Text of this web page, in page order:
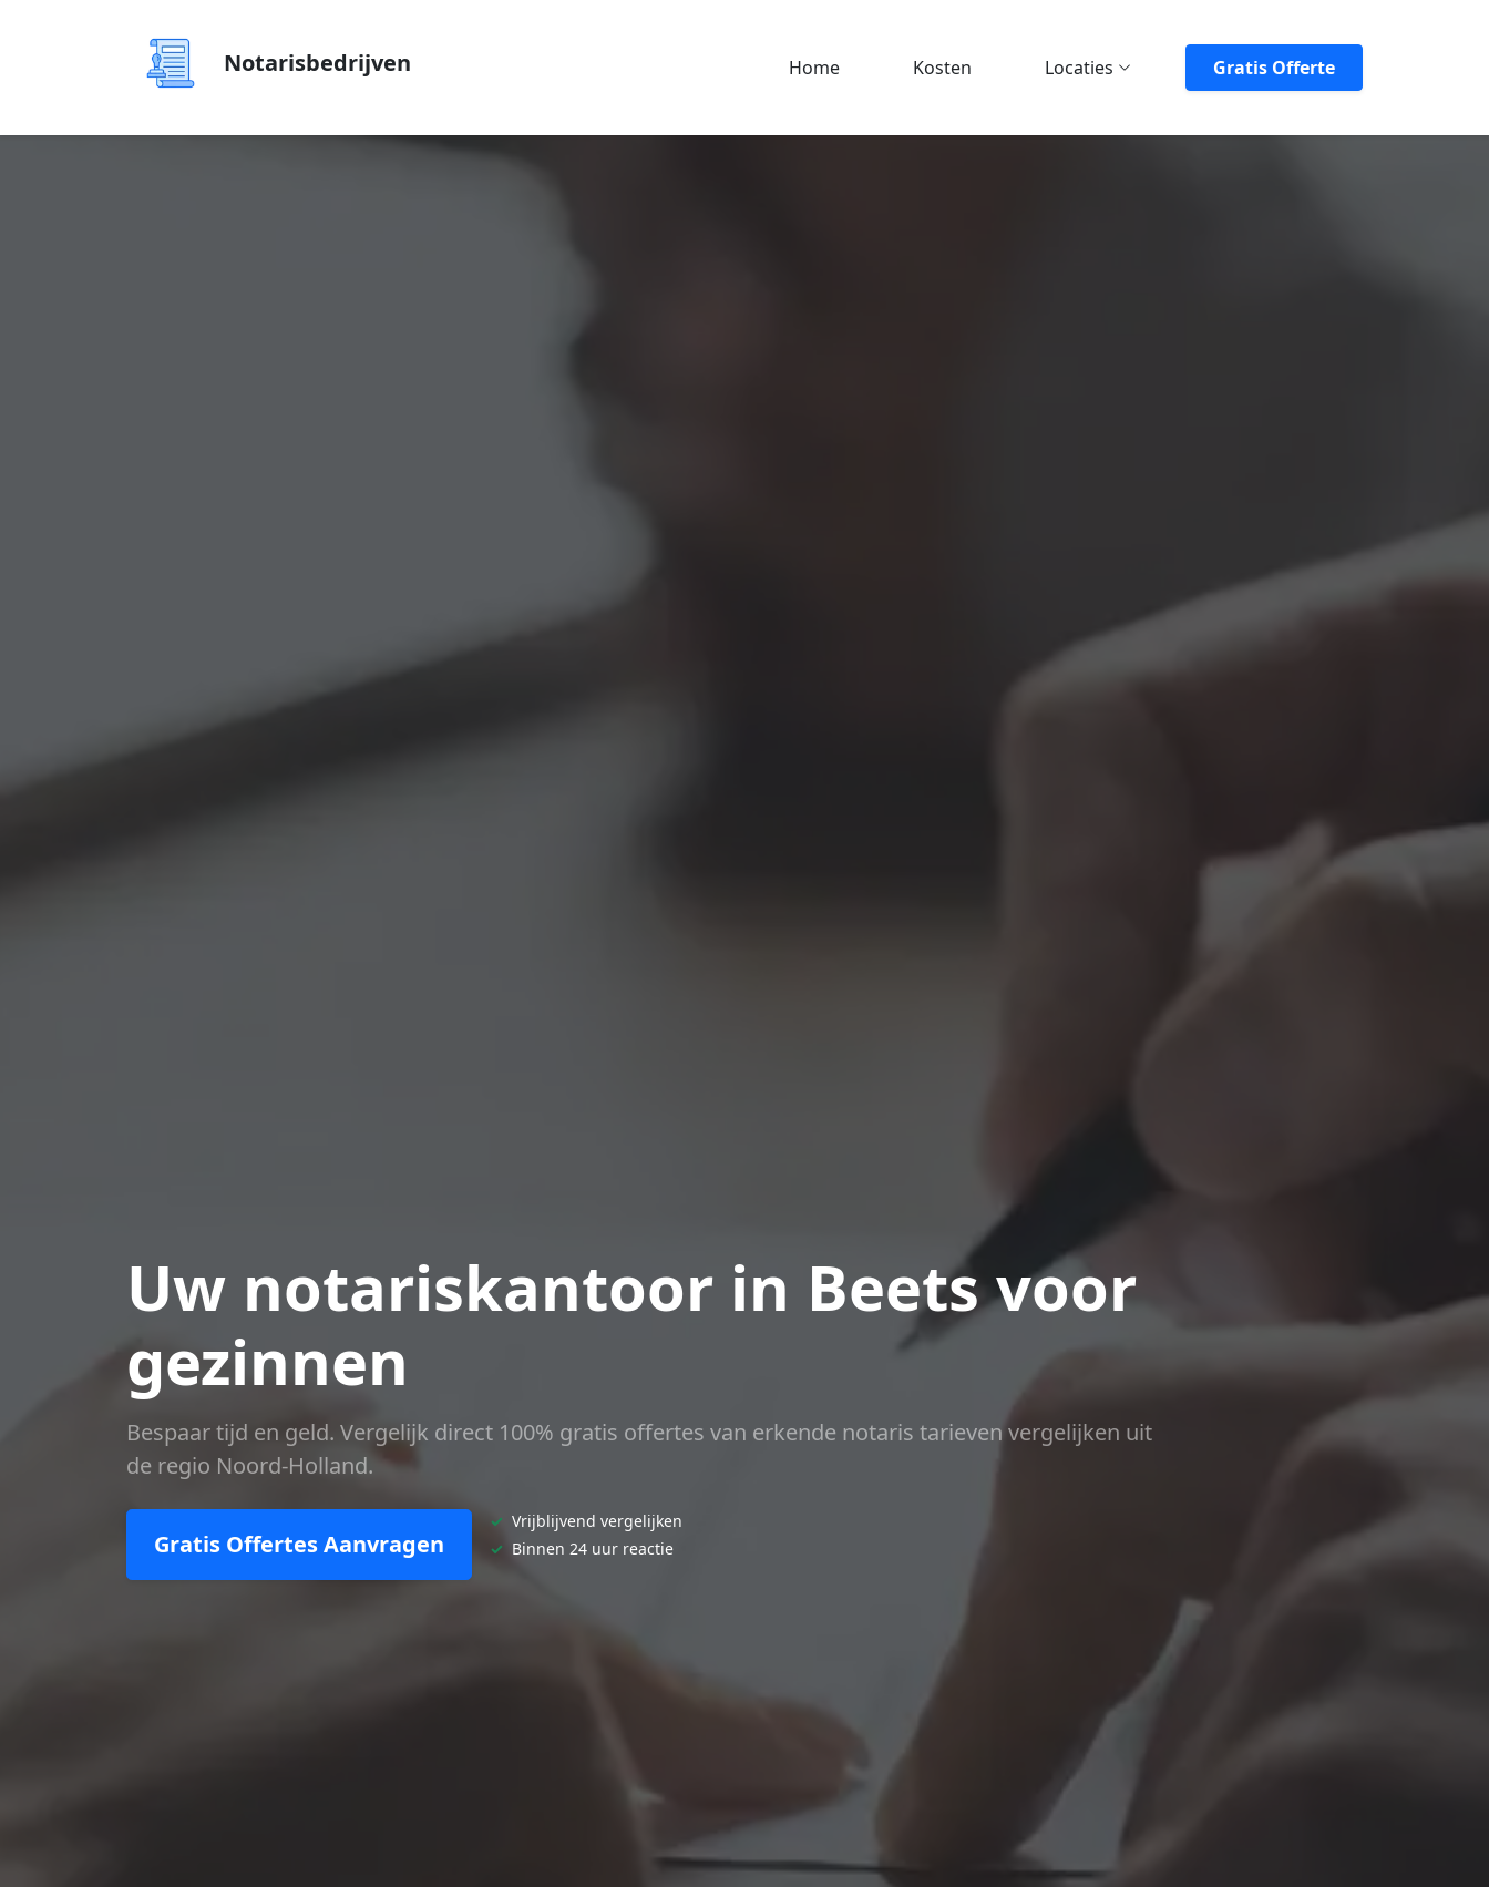
Notarisbedrijven Home Kosten Locaties Gratis Offerte
Uw notariskantoor in Beets voor
gezinnen
Bespaar tijd en geld. Vergelijk direct 100% gratis offertes van erkende notaris tarieven vergelijken uit
de regio Noord-Holland.
Gratis Offertes Aanvragen
✓ Vrijblijvend vergelijken
✓ Binnen 24 uur reactie